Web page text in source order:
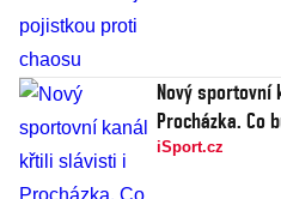
Nový
Procházka. Co
iSport.cz